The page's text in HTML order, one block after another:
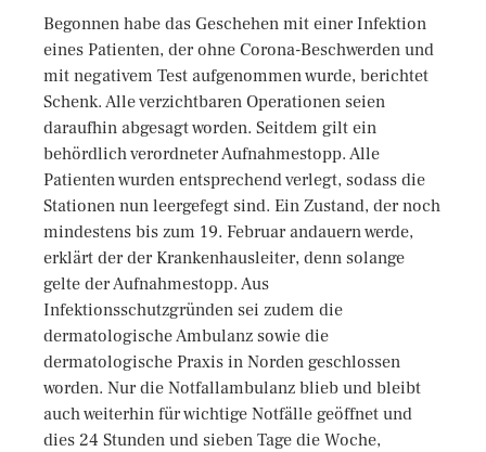
Begonnen habe das Geschehen mit einer Infektion
eines Patienten, der ohne Corona-Beschwerden und
mit negativem Test aufgenommen wurde, berichtet
Schenk. Alle verzichtbaren Operationen seien
daraufhin abgesagt worden. Seitdem gilt ein
behördlich verordneter Aufnahmestopp. Alle
Patienten wurden entsprechend verlegt, sodass die
Stationen nun leergefegt sind. Ein Zustand, der noch
mindestens bis zum 19. Februar andauern werde,
erklärt der der Krankenhausleiter, denn solange
gelte der Aufnahmestopp. Aus
Infektionsschutzgründen sei zudem die
dermatologische Ambulanz sowie die
dermatologische Praxis in Norden geschlossen
worden. Nur die Notfallambulanz blieb und bleibt
auch weiterhin für wichtige Notfälle geöffnet und
dies 24 Stunden und sieben Tage die Woche,